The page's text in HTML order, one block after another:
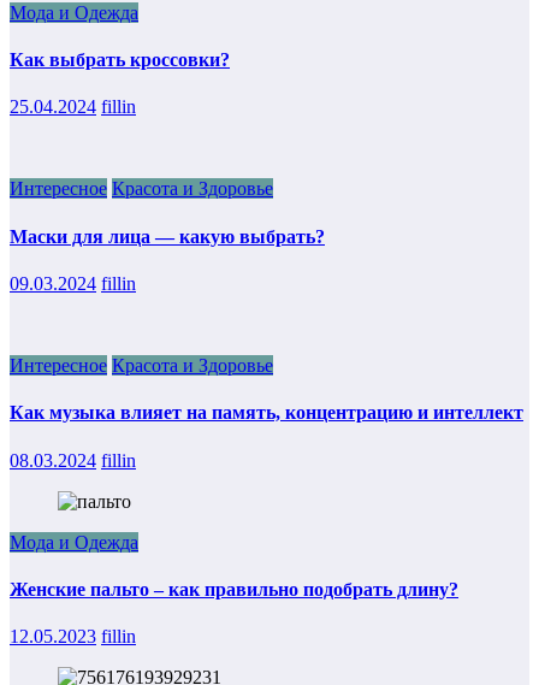
Мода и Одежда
Как выбрать кроссовки?
25.04.2024 fillin
Интересное Красота и Здоровье
Маски для лица — какую выбрать?
09.03.2024 fillin
Интересное Красота и Здоровье
Как музыка влияет на память, концентрацию и интеллект
08.03.2024 fillin
Мода и Одежда
Женские пальто – как правильно подобрать длину?
12.05.2023 fillin